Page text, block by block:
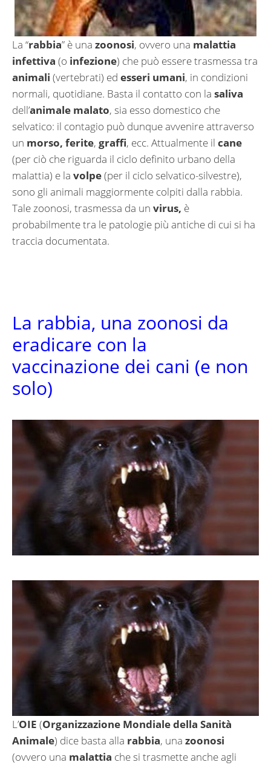
La “rabbia” è una zoonosi, ovvero una malattia
infettiva (o infezione) che può essere trasmessa tra
animali (vertebrati) ed esseri umani, in condizioni
normali, quotidiane. Basta il contatto con la saliva
dell’animale malato, sia esso domestico che
selvatico: il contagio può dunque avvenire attraverso
un morso, ferite, graffi, ecc. Attualmente il cane
(per ciò che riguarda il ciclo definito urbano della
malattia) e la volpe(per il ciclo selvatico-silvestre),
sono gli animali maggiormente colpiti dalla rabbia.
Tale zoonosi, trasmessa da un virus, è
probabilmente tra le patologie più antiche di cui si ha
traccia documentata.
La rabbia, una zoonosi da
eradicare con la
vaccinazione dei cani (e non
solo)
L’OIE (Organizzazione Mondiale della Sanità
Animale) dice basta alla rabbia, una zoonosi
(ovvero una malattia che si trasmette anche agli